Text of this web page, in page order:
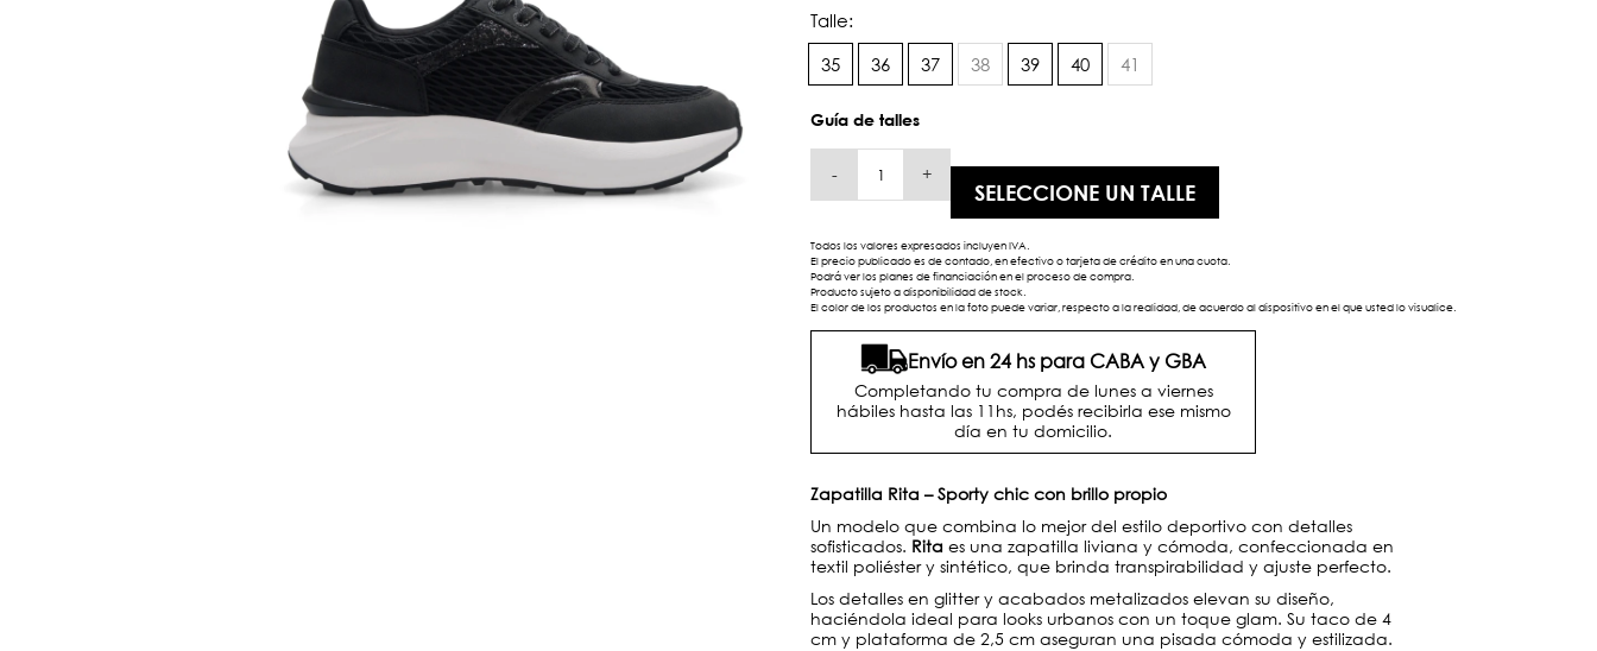
Talle:
35 36 37 38 39 40 41
Guía de talles
- +
SELECCIONE UN TALLE
Todos los valores expresados incluyen IVA.
El precio publicado es de contado, en efectivo o tarjeta de crédito en una cuota.
Podrá ver los planes de financiación en el proceso de compra.
Producto sujeto a disponibilidad de stock.
El color de los productos en la foto puede variar, respecto a la realidad, de acuerdo al dispositivo en el que usted lo visualice.
Envío en 24 hs para CABA y GBA
Completando tu compra de lunes a viernes
hábiles hasta las 11hs, podés recibirla ese mismo
día en tu domicilio.
Zapatilla Rita – Sporty chic con brillo propio
Un modelo que combina lo mejor del estilo deportivo con detalles
sofisticados. Rita es una zapatilla liviana y cómoda, confeccionada en
textil poliéster y sintético, que brinda transpirabilidad y ajuste perfecto.
Los detalles en glitter y acabados metalizados elevan su diseño,
haciéndola ideal para looks urbanos con un toque glam. Su taco de 4
cm y plataforma de 2,5 cm aseguran una pisada cómoda y estilizada.